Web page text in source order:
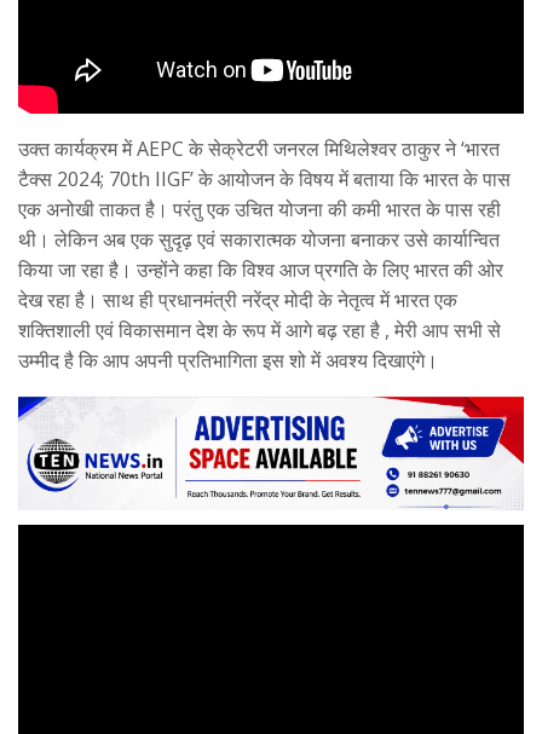
उक्त कार्यक्रम में AEPC के सेक्रेटरी जनरल मिथिलेश्वर ठाकुर ने ‘भारत
टैक्स 2024; 70th IIGF’ के आयोजन के विषय में बताया कि भारत के पास
एक अनोखी ताकत है। परंतु एक उचित योजना की कमी भारत के पास रही
थी। लेकिन अब एक सुदृढ़ एवं सकारात्मक योजना बनाकर उसे कार्यान्वित
किया जा रहा है। उन्होंने कहा कि विश्व आज प्रगति के लिए भारत की ओर
देख रहा है। साथ ही प्रधानमंत्री नरेंद्र मोदी के नेतृत्व में भारत एक
शक्तिशाली एवं विकासमान देश के रूप में आगे बढ़ रहा है , मेरी आप सभी से
उम्मीद है कि आप अपनी प्रतिभागिता इस शो में अवश्य दिखाएंगे।